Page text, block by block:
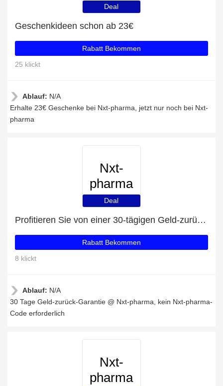
Deal
Geschenkideen schon ab 23€
Rabatt Bekommen
25 klickt
Ablauf: N/A
Erhalte 23€ Geschenke bei Nxt-pharma, jetzt nur noch bei Nxt-
pharma
Nxt-
pharma
Deal
Profitieren Sie von einer 30-tägigen Geld-zurück-Garantie
Rabatt Bekommen
8 klickt
Ablauf: N/A
30 Tage Geld-zurück-Garantie @ Nxt-pharma, kein Nxt-pharma-
Code erforderlich
Nxt-
pharma